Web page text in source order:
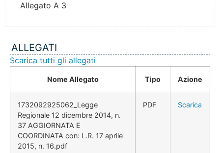
Allegato A 3
ALLEGATI
Scarica tutti gli allegati
Nome Allegato Tipo Azione
1732092925062_Legge
Regionale 12 dicembre 2014, n.
37 AGGIORNATA E
COORDINATA con: L.R. 17 aprile
2015, n. 16.pdf
PDF Scarica